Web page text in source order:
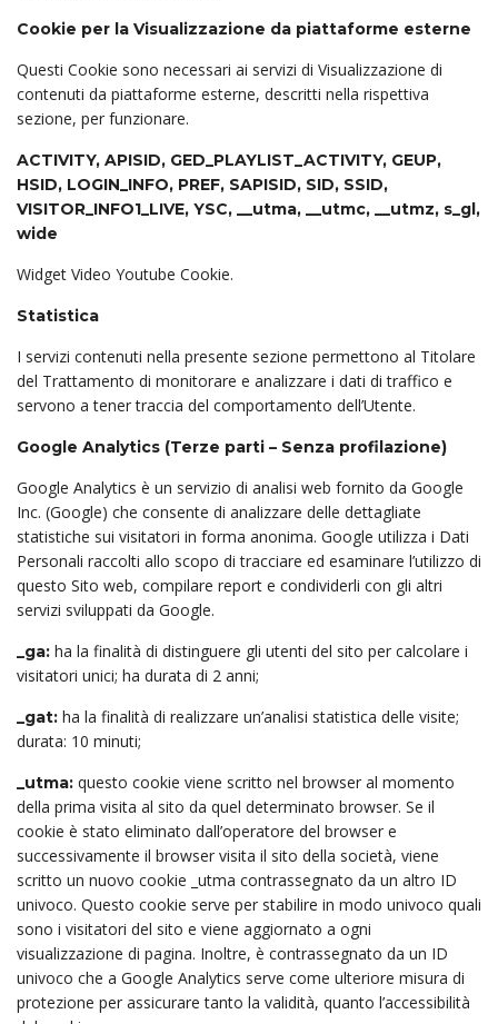
Cookie per la Visualizzazione da piattaforme esterne
Questi Cookie sono necessari ai servizi di Visualizzazione di
contenuti da piattaforme esterne, descritti nella rispettiva
sezione, per funzionare.
ACTIVITY, APISID, GED_PLAYLIST_ACTIVITY, GEUP,
HSID, LOGIN_INFO, PREF, SAPISID, SID, SSID,
VISITOR_INFO1_LIVE, YSC, __utma, __utmc, __utmz, s_gl,
wide
Widget Video Youtube Cookie.
Statistica
I servizi contenuti nella presente sezione permettono al Titolare
del Trattamento di monitorare e analizzare i dati di traffico e
servono a tener traccia del comportamento dell’Utente.
Google Analytics (Terze parti – Senza profilazione)
Google Analytics è un servizio di analisi web fornito da Google
Inc. (Google) che consente di analizzare delle dettagliate
statistiche sui visitatori in forma anonima. Google utilizza i Dati
Personali raccolti allo scopo di tracciare ed esaminare l’utilizzo di
questo Sito web, compilare report e condividerli con gli altri
servizi sviluppati da Google.
_ga: ha la finalità di distinguere gli utenti del sito per calcolare i
visitatori unici; ha durata di 2 anni;
_gat: ha la finalità di realizzare un’analisi statistica delle visite;
durata: 10 minuti;
_utma: questo cookie viene scritto nel browser al momento
della prima visita al sito da quel determinato browser. Se il
cookie è stato eliminato dall’operatore del browser e
successivamente il browser visita il sito della società, viene
scritto un nuovo cookie _utma contrassegnato da un altro ID
univoco. Questo cookie serve per stabilire in modo univoco quali
sono i visitatori del sito e viene aggiornato a ogni
visualizzazione di pagina. Inoltre, è contrassegnato da un ID
univoco che a Google Analytics serve come ulteriore misura di
protezione per assicurare tanto la validità, quanto l’accessibilità